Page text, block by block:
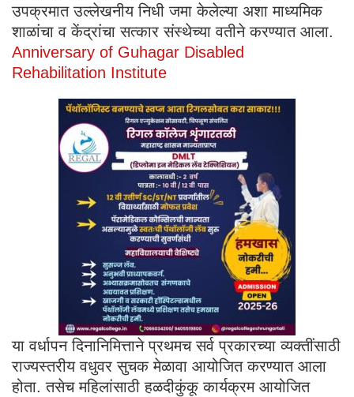
उपक्रमात उल्लेखनीय निधी जमा केलेल्या अशा माध्यमिक
शाळांचा व केंद्रांचा सत्कार संस्थेच्या वतीने करण्यात आला.
Anniversary of Guhagar Disabled
Rehabilitation Institute
या वर्धापन दिनानिमित्ताने प्रथमच सर्व प्रकारच्या व्यक्तींसाठी
राज्यस्तरीय वधुवर सुचक मेळावा आयोजित करण्यात आला
होता. तसेच महिलांसाठी हळदीकुंकू कार्यक्रम आयोजित